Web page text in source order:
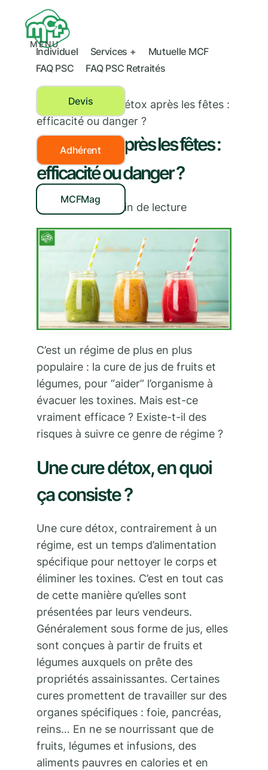
MENU
Individuel Services +
Mutuelle MCF
FAQ PSC
FAQ PSC Retraités
Devis
Adhérent
MCFMag
Nutrition ›Cure détox après les fêtes :
efficacité ou danger ?
Cure détox après les fêtes :
efficacité ou danger ?
31/12/2020 | min de lecture
C’est un régime de plus en plus
populaire : la cure de jus de fruits et
légumes, pour “aider” l’organisme à
évacuer les toxines. Mais est-ce
vraiment efficace ? Existe-t-il des
risques à suivre ce genre de régime ?
Une cure détox, en quoi
ça consiste ?
Une cure détox, contrairement à un
régime, est un temps d’alimentation
spécifique pour nettoyer le corps et
éliminer les toxines. C’est en tout cas
de cette manière qu’elles sont
présentées par leurs vendeurs.
Généralement sous forme de jus, elles
sont conçues à partir de fruits et
légumes auxquels on prête des
propriétés assainissantes. Certaines
cures promettent de travailler sur des
organes spécifiques : foie, pancréas,
reins… En ne se nourrissant que de
fruits, légumes et infusions, des
aliments pauvres en calories et en